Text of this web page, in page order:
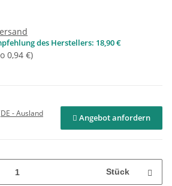
des Herstellers: 18,90 €
0,94 €)
- Ausland
Angebot anfordern
Stück